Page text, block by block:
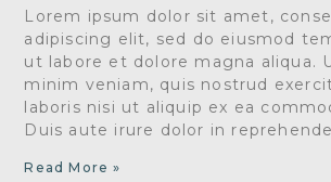
Lorem ipsum dolor sit amet,
adipiscing elit, sed do eiusmod
ut labore et dolore magna aliqua.
minim veniam, quis nostrud
laboris nisi ut aliquip ex ea
Duis aute irure dolor in
Read More »